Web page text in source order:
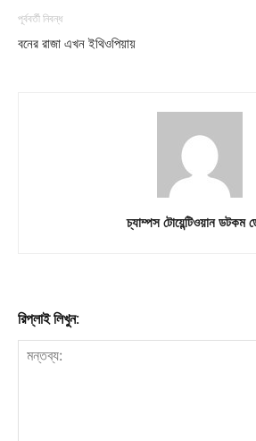
পূর্ববর্তী নিবন্ধ
বনের রাজা এখন ইথিওপিয়ায়
চ্যাম্পস টোয়েন্টিওয়ান ডটকম
রিপ্লাই লিখুন: